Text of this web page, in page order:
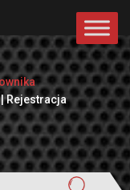
Rejestracja